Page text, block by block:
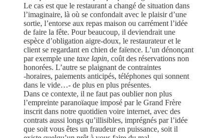
Le cas est que le restaurant a changé de situation dans
l’imaginaire, là où se confondait avec le plaisir d’une
sortie, l’entorse aux repas maison ou carrément l’idée
de faire la fête. Pour beaucoup, il deviendrait une
espèce d’obligation aigre-doux, le restaurateur et le
client se regardant en chien de faïence. L’un dénonçant
par exemple une taxe lapin, coût des réservations non
honorées. L’autre se plaignant de contraintes
-horaires, paiements anticipés, téléphones qui sonnent
dans le vide…- de plus en plus présentes.
Dans ce contexte, il ne faut pas oublier non plus
l’empreinte paranoïaque imposé par le Grand Frère
inscrit dans notre quotidien voire internet, avec des
contrats aussi longs qu’illisibles, imprégnés par l’idée
que soit vous êtes un fraudeur en puissance, soit il